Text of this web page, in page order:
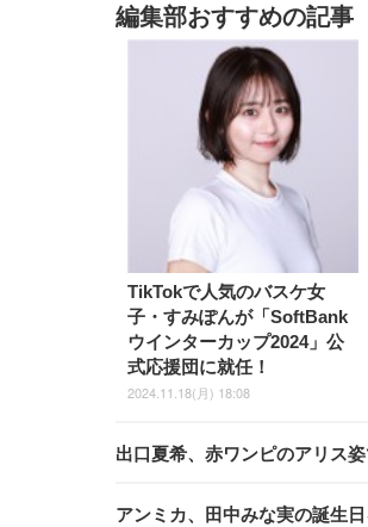
編集部おすすめの記事
TikTokで人気のバスケ女
子・すみぽんが「SoftBank
ウインターカップ2024」公
式応援団に就任！
2024.11.18(月) 18:08
出口夏希、赤ワンピのアリス
アンミカ、田中みな実の誕生